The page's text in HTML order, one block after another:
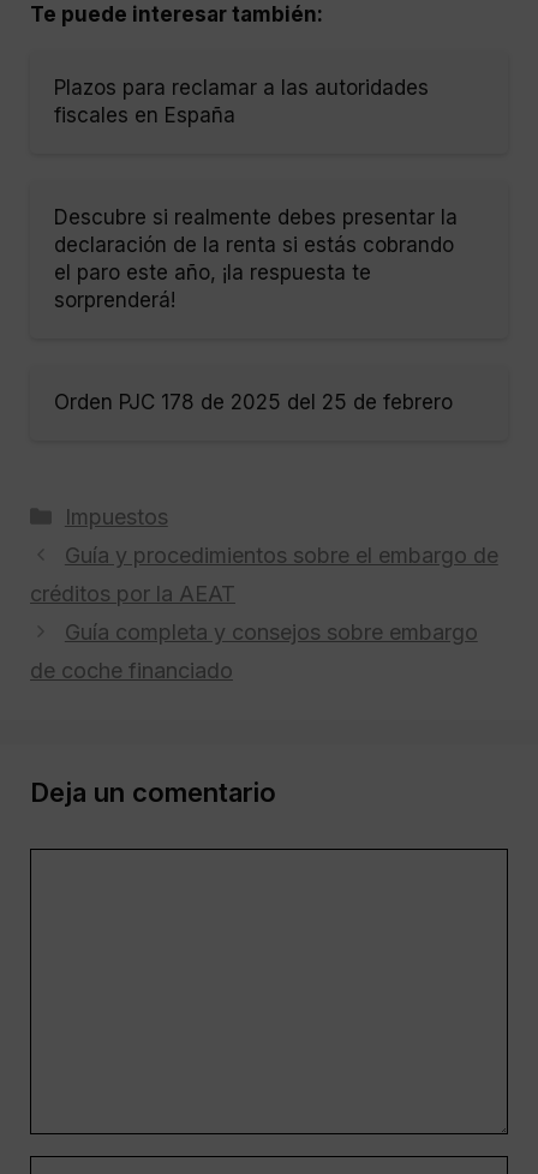
Te puede interesar también:
Plazos para reclamar a las autoridades
fiscales en España
Descubre si realmente debes presentar la
declaración de la renta si estás cobrando
el paro este año, ¡la respuesta te
sorprenderá!
Orden PJC 178 de 2025 del 25 de febrero
Categorías
Impuestos
Guía y procedimientos sobre el embargo de
créditos por la AEAT
Guía completa y consejos sobre embargo
de coche financiado
Deja un comentario